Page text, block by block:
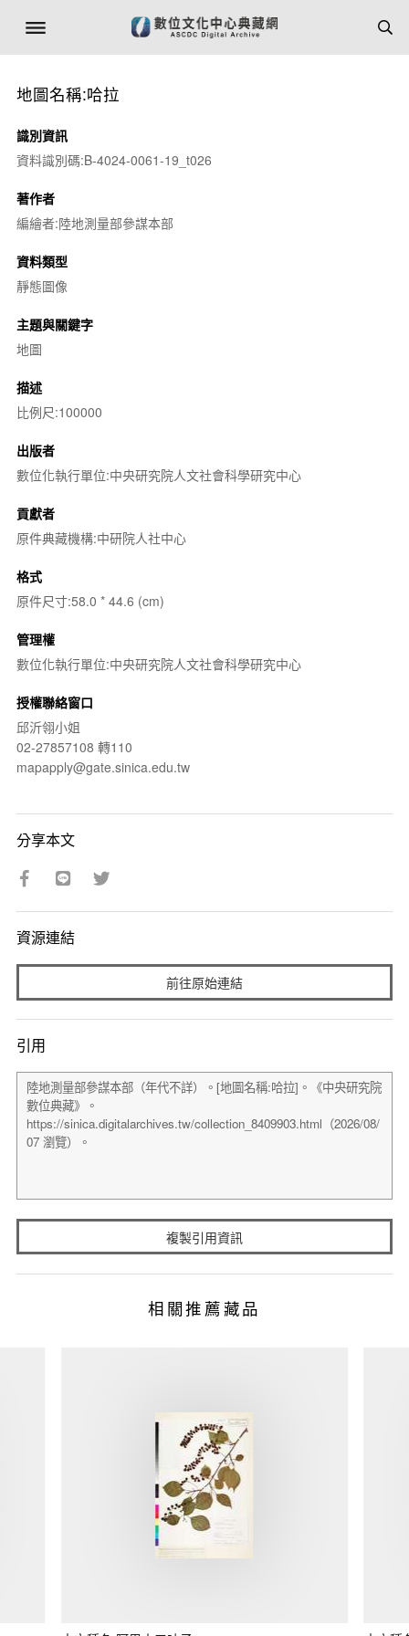
地圖名稱:哈拉
識別資訊
資料識別碼:B-4024-0061-19_t026
著作者
編繪者:陸地測量部參謀本部
資料類型
靜態圖像
主題與關鍵字
地圖
描述
比例尺:100000
出版者
數位化執行單位:中央研究院人文社會科學研究中心
貢獻者
原件典藏機構:中研院人社中心
格式
原件尺寸:58.0 * 44.6 (cm)
管理權
數位化執行單位:中央研究院人文社會科學研究中心
授權聯絡窗口
邱沂翎小姐
02-27857108 轉110
mapapply@gate.sinica.edu.tw
分享本文
資源連結
前往原始連結
引用
複製引用資訊
相關推薦藏品